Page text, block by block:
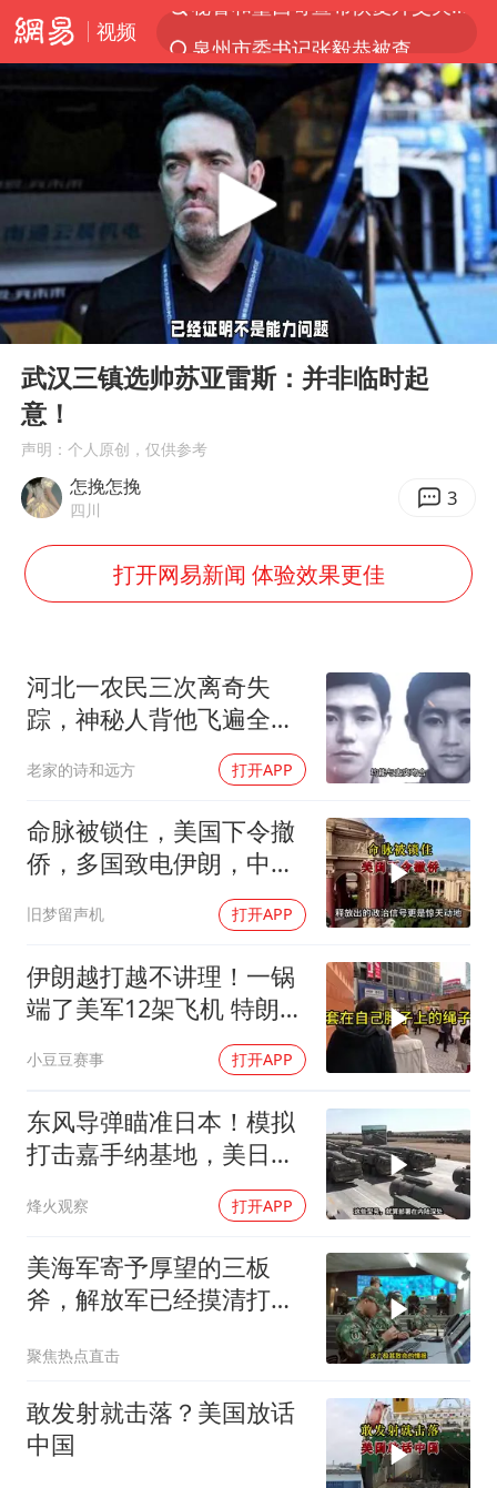
视频
“电影+”如何激发千亿级消费新活力？
沙特土耳其巴基斯坦签署共同防务协议
台风白海豚已进入24小时警戒线
全球首个长时储能一体化产业园量产
U17国足点球大战淘汰河床晋级决赛
四川宜宾市高县4.9级地震致1人死亡
胜宏科技：股票交易异常波动
中国女篮70-67险胜尼日利亚女篮
胡彦斌获《歌手2026》歌王
秋天的第一杯奶茶到底有多火
国防部：中国军队坚决反制任何闹海挑衅图谋
我国外贸延续良好增长态势
东航：国内客票提前14天免费退改
夯实基础开新局
Play
00:00 01:19
武汉三镇选帅苏亚雷斯：并非临时起
意！
声明：个人原创，仅供参考
怎挽怎挽
四川 3
打开网易新闻 体验效果更佳
河北一农民三次离奇失
踪，神秘人背他飞遍全中
国，幕后真相是什么
老家的诗和远方 打开APP
命脉被锁住，美国下令撤
侨，多国致电伊朗，中国
旧梦留声机 打开APP
伊朗越打越不讲理！一锅
端了美军12架飞机 特朗普
小豆豆赛事 打开APP
东风导弹瞄准日本！模拟
打击嘉手纳基地，美日敢
烽火观察 打开APP
美海军寄予厚望的三板
斧，解放军已经摸清打
聚焦热点直击
敢发射就击落？美国放话
中国